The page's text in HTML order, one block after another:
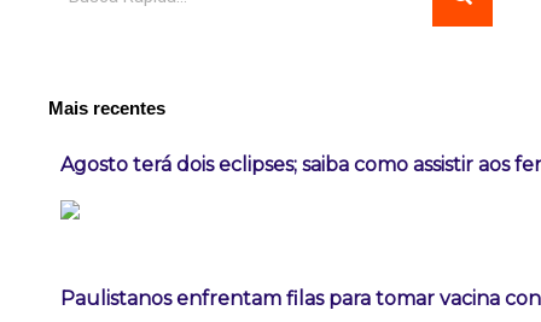
Mais recentes
Agosto terá dois eclipses; saiba como assistir aos
Paulistanos enfrentam filas para tomar vacina